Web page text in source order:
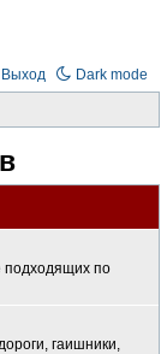
Dark mode
Выход
подходящих по
гаишники,